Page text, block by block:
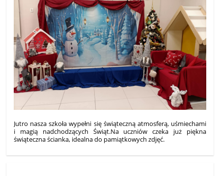
Jutro nasza szkoła wypełni się świąteczną atmosferą, uśmiechami
i magią nadchodzących Świąt.Na uczniów czeka już piękna
świąteczna ścianka, idealna do pamiątkowych zdjęć.